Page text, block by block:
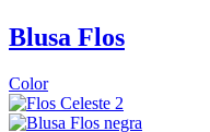
Blusa Flos
Color